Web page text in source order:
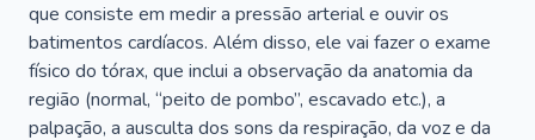
que consiste em medir a pressão arterial e ouvir os
batimentos cardíacos. Além disso, ele vai fazer o exame
físico do tórax, que inclui a observação da anatomia da
região (normal, “peito de pombo”, escavado etc.), a
palpação, a ausculta dos sons da respiração, da voz e da